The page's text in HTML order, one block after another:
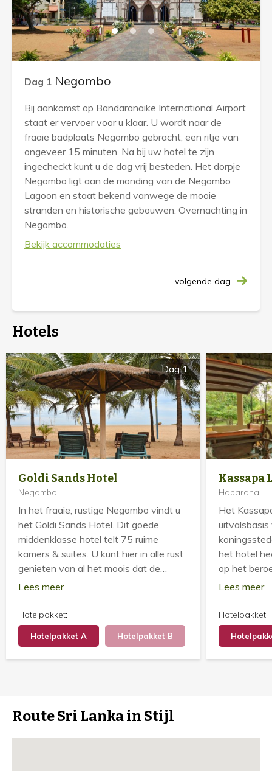
Dag 1 Negombo
Bij aankomst op Bandaranaike International Airport
staat er vervoer voor u klaar. U wordt naar de
fraaie badplaats Negombo gebracht, een ritje van
ongeveer 15 minuten. Na bij uw hotel te zijn
ingecheckt kunt u de dag vrij besteden. Het dorpje
Negombo ligt aan de monding van de Negombo
Lagoon en staat bekend vanwege de mooie
stranden en historische gebouwen. Overnachting in
Negombo.
Bekijk accommodaties
volgende dag
Hotels
Dag 1
Goldi Sands Hotel
Negombo
In het fraaie, rustige Negombo vindt u
het Goldi Sands Hotel. Dit goede
middenklasse hotel telt 75 ruime
kamers & suites. U kunt hier in alle rust
genieten van al het moois dat de
stranden van Sri Lanka u te bieden
Lees meer
Hotelpakket:
Hotelpakket A Hotelpakket B
Kassapa
Habarana
Het
het hotel
op het
Sigiriya.
Lees meer
Hotelpakket:
Route Sri Lanka in Stijl